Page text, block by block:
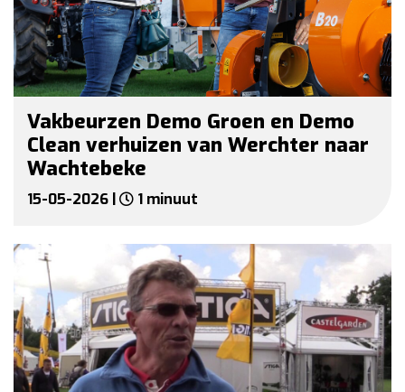
Vakbeurzen Demo Groen en Demo
Clean verhuizen van Werchter naar
Wachtebeke
15-05-2026 | 1 minuut